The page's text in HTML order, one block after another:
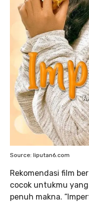
Source: liputan6.com
Rekomendasi film
cocok untukmu
penuh makna.